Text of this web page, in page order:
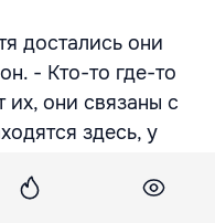
достались они
- Кто-то где-то
они связаны с
здесь, у